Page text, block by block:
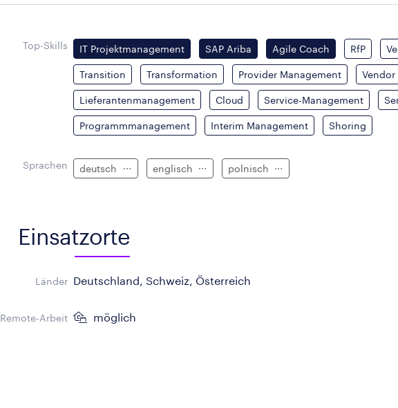
Top-Skills IT Projektmanagement SAP Ariba Agile Coach RfP
Transition Transformation Provider Management
Lieferantenmanagement Cloud Service-Management
Programmmanagement Interim Management Shoring
Sprachen deutsch englisch polnisch
Einsatzorte
Länder Deutschland, Schweiz, Österreich
Remote-Arbeit möglich